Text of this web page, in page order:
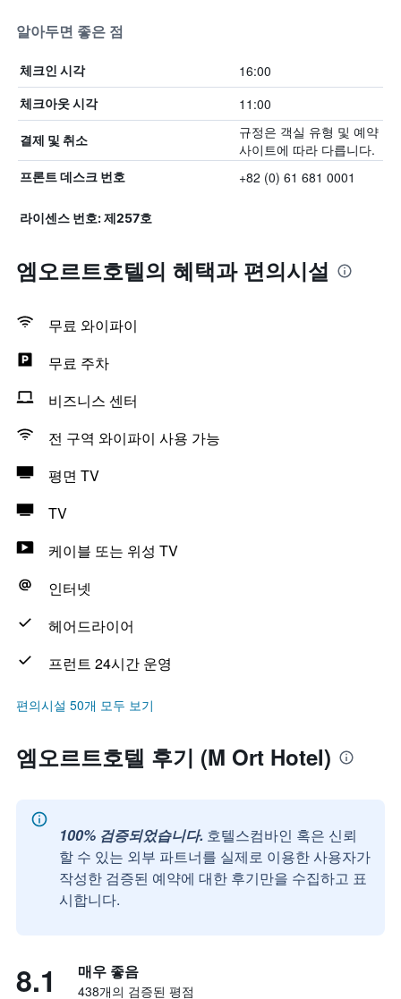
알아두면 좋은 점
체크인 시각 16:00
체크아웃 시각 11:00
결제 및 취소
규정은 객실 유형 및 예약
사이트에 따라 다릅니다.
프론트 데스크 번호 +82 (0) 61 681 0001
라이센스 번호: 제257호
엠오르트호텔의 혜택​과 편의시설
무료 와이파이
무료 주차
비즈니스 센터
전 구역 와이파이 사용 가능
평면 TV
TV
케이블 또는 위성 TV
인터넷
헤어드라이어
프런트 24시간 운영
편의시설 50개 모두 보기
엠오르트호텔 후기 (M Ort Hotel)
100% 검증되었습니다. 호텔스컴바인 혹은 신뢰
할 수 있는 외부 파트너를 실제로 이용한 사용자가
작성한 검증된 예약에 대한 후기만을 수집하고 표
시합니다.
8.1 매우 좋음
438개의 검증된 평점